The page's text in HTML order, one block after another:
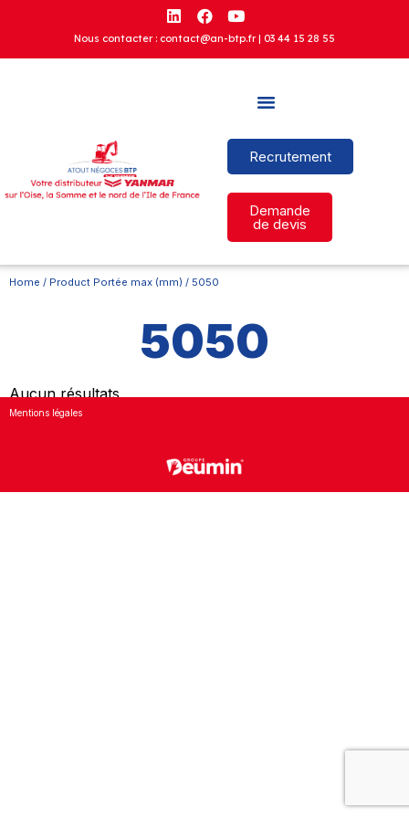
Nous contacter : contact@an-btp.fr | 03 44 15 28 55
Recrutement
Demande
de devis
Home / Product Portée max (mm) / 5050
5050
Aucun résultats
Mentions légales